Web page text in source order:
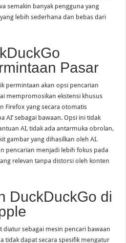
semakin banyak pengguna yang
lebih sederhana dan bebas dari
Pasar
permintaan akan opsi pencarian
mempromosikan ekstensi khusus
Firefox yang secara otomatis
AI’ sebagai bawaan. Opsi ini tidak
AI, tidak ada antarmuka obrolan,
gambar yang dihasilkan oleh AI.
pencarian menjadi lebih fokus pada
relevan tanpa distorsi oleh konten
DuckDuckGo di
diatur sebagai mesin pencari bawaan
tidak dapat secara spesifik mengatur